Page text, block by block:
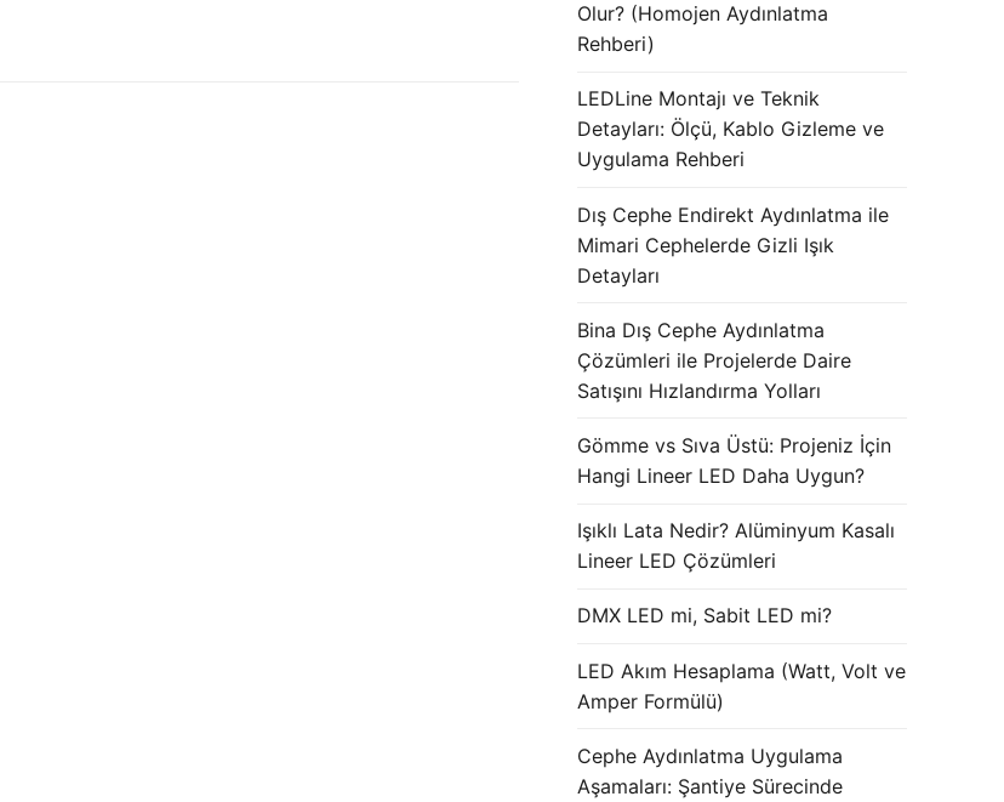
Olur? (Homojen Aydınlatma
Rehberi)
LEDLine Montajı ve Teknik
Detayları: Ölçü, Kablo Gizleme ve
Uygulama Rehberi
Dış Cephe Endirekt Aydınlatma ile
Mimari Cephelerde Gizli Işık
Detayları
Bina Dış Cephe Aydınlatma
Çözümleri ile Projelerde Daire
Satışını Hızlandırma Yolları
Gömme vs Sıva Üstü: Projeniz İçin
Hangi Lineer LED Daha Uygun?
Işıklı Lata Nedir? Alüminyum Kasalı
Lineer LED Çözümleri
DMX LED mi, Sabit LED mi?
LED Akım Hesaplama (Watt, Volt ve
Amper Formülü)
Cephe Aydınlatma Uygulama
Aşamaları: Şantiye Sürecinde